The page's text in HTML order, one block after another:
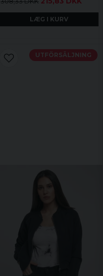
LÆG I KURV
UTFÖRSÄLJNING